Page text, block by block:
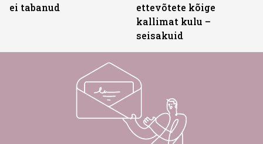
ei tabanud
ettevõtete kõige
kallimat kulu –
seisakuid